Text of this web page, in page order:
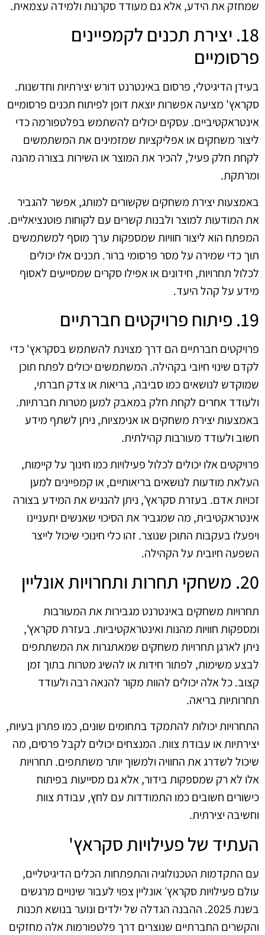
שמחזק את הידע, אלא גם מעודד סקרנות ולמידה עצמאית.
18. יצירת תכנים לקמפיינים
פרסומיים
בעידן הדיגיטלי, פרסום באינטרנט דורש יצירתיות וחדשנות.
סקראץ' מציעה אפשרות יוצאת דופן לפיתוח תכנים פרסומיים
אינטראקטיביים. עסקים יכולים להשתמש בפלטפורמה כדי
ליצור משחקים או אפליקציות שמזמינים את המשתמשים
לקחת חלק פעיל, להכיר את המוצר או השירות בצורה מהנה
ומרתקת.
באמצעות יצירת משחקים שקשורים למותג, אפשר להגביר
את המודעות למוצר ולבנות קשרים עם לקוחות פוטנציאליים.
המפתח הוא ליצור חוויות שמספקות ערך מוסף למשתמשים
תוך כדי שמירה על מסר פרסומי ברור. תכנים אלו יכולים
לכלול תחרויות, חידונים או אפילו סקרים שמסייעים לאסוף
מידע על קהל היעד.
19. פיתוח פרויקטים חברתיים
פרויקטים חברתיים הם דרך מצוינת להשתמש בסקראץ' כדי
לקדם שינוי חיובי בקהילה. המשתמשים יכולים לפתח תוכן
שמוקדש לנושאים כמו סביבה, בריאות או צדק חברתי,
ולעודד אחרים לקחת חלק במאבק למען מטרות חברתיות.
באמצעות יצירת משחקים או אנימציות, ניתן לשתף מידע
חשוב ולעודד מעורבות קהילתית.
פרויקטים אלו יכולים לכלול פעילויות כמו חינוך על קיימות,
העלאת מודעות לנושאים בריאותיים, או קמפיינים למען
זכויות אדם. בעזרת סקראץ', ניתן להנגיש את המידע בצורה
אינטראקטיבית, מה שמגביר את הסיכוי שאנשים יתעניינו
ויפעלו בעקבות התוכן שנוצר. זהו כלי חינוכי שיכול לייצר
השפעה חיובית על הקהילה.
20. משחקי תחרות ותחרויות אונליין
תחרויות משחקים באינטרנט מגבירות את המעורבות
ומספקות חוויות מהנות ואינטראקטיביות. בעזרת סקראץ',
ניתן לארגן תחרויות משחקים שמאתגרות את המשתתפים
לבצע משימות, לפתור חידות או להשיג מטרות בתוך זמן
קצוב. כל אלה יכולים להוות מקור להנאה רבה ולעודד
תחרותיות בריאה.
התחרויות יכולות להתמקד בתחומים שונים, כמו פתרון בעיות,
יצירתיות או עבודת צוות. המנצחים יכולים לקבל פרסים, מה
שיכול לשדרג את החוויה ולמשוך יותר משתתפים. תחרויות
אלו לא רק שמספקות בידור, אלא גם מסייעות בפיתוח
כישורים חשובים כמו התמודדות עם לחץ, עבודת צוות
וחשיבה יצירתית.
העתיד של פעילויות סקראץ'
עם התקדמות הטכנולוגיה והתפתחות הכלים הדיגיטליים,
עולם פעילויות סקראץ׳ אונליין צפוי לעבור שינויים מרגשים
בשנת 2025. ההבנה הגדלה של ילדים ונוער בנושא תכנות
והקשרים החברתיים שנוצרים דרך פלטפורמות אלה מחזקים